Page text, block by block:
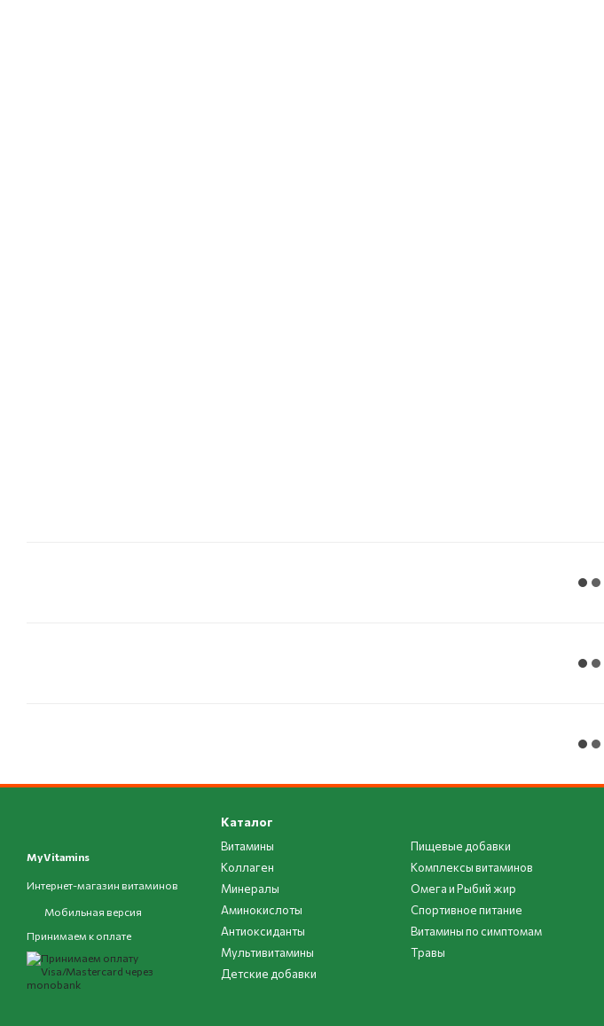
MyVitamins
Интернет-магазин витаминов
Мобильная версия
Принимаем к оплате
Каталог
Витамины
Коллаген
Минералы
Аминокислоты
Антиоксиданты
Мультивитамины
Детские добавки
Пищевые добавки
Комплексы витаминов
Омега и Рыбий жир
Спортивное питание
Витамины по симптомам
Травы